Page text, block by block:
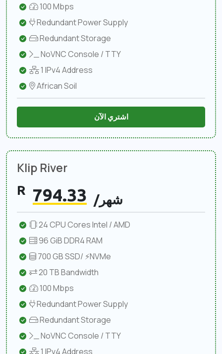
100 Mbps
Redundant Power Supply
Redundant Storage
NoVNC Console / TTY
1 IPv4 Address
African Soil
اشتري الآن
Klip River
R 794.33 /شهر
24 CPU Cores Intel / AMD
96 GiB DDR4 RAM
700 GB SSD/ ⚡NVMe
20 TB Bandwidth
100 Mbps
Redundant Power Supply
Redundant Storage
NoVNC Console / TTY
1 IPv4 Address